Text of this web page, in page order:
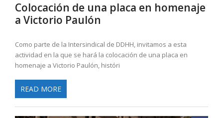
Colocación de una placa en homenaje
a Victorio Paulón
Como parte de la Intersindical de DDHH, invitamos a esta
actividad en la que se hará la colocación de una placa en
homenaje a Victorio Paulón, históri
READ MORE